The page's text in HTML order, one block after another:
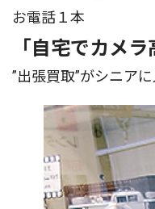
お電話１本
「自宅でカメラ
”出張買取”がシニア